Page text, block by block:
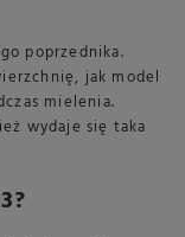
poprzednika.
jak model
mielenia.
wydaje się taka